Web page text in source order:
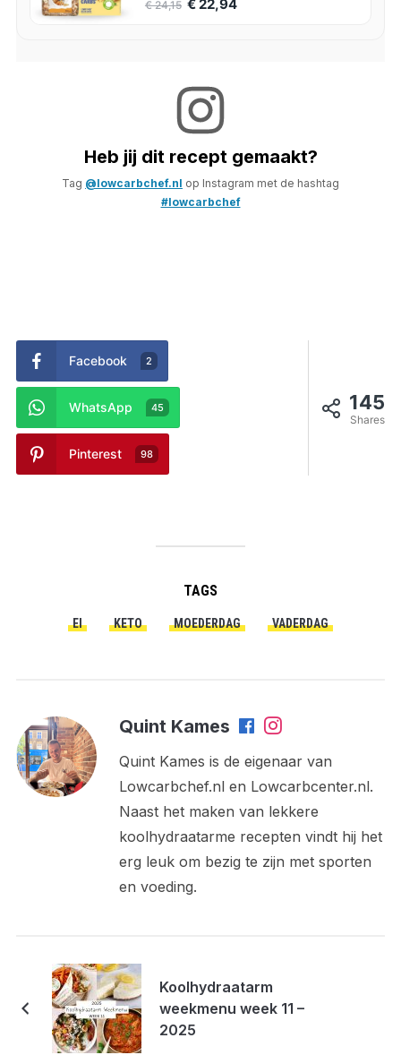
€ 24,15 € 22,94
Heb jij dit recept gemaakt?
Tag @lowcarbchef.nl op Instagram met de hashtag
#lowcarbchef
145
Shares
Facebook 2
WhatsApp 45
Pinterest 98
TAGS
EI KETO MOEDERDAG VADERDAG
Quint Kames
Quint Kames is de eigenaar van
Lowcarbchef.nl en Lowcarbcenter.nl.
Naast het maken van lekkere
koolhydraatarme recepten vindt hij het
erg leuk om bezig te zijn met sporten
en voeding.
Koolhydraatarm
weekmenu week 11 –
2025